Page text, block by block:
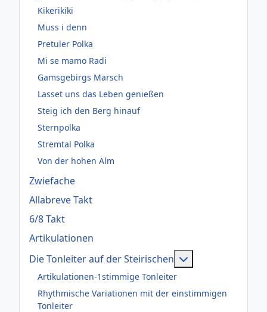
Kikerikiki
Muss i denn
Pretuler Polka
Mi se mamo Radi
Gamsgebirgs Marsch
Lasset uns das Leben genießen
Steig ich den Berg hinauf
Sternpolka
Stremtal Polka
Von der hohen Alm
Zwiefache
Allabreve Takt
6/8 Takt
Artikulationen
Die Tonleiter auf der Steirischen
Artikulationen-1stimmige Tonleiter
Rhythmische Variationen mit der einstimmigen
Tonleiter